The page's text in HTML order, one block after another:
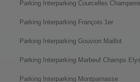
Parking Interparking Courcelles
Parking Interparking François 1er
Parking Interparking Gouvion Maillot
Parking Interparking Marbeuf Champs
Parking Interparking Montparnasse